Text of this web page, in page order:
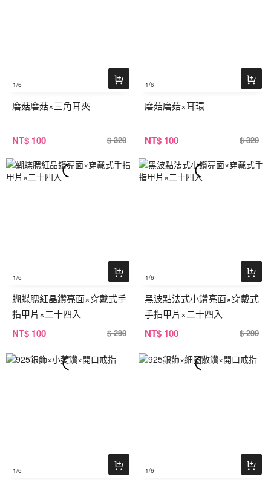
1/6
磨菇磨菇×三角耳夾
NT$ 100 $ 320
1/6
磨菇磨菇×耳環
NT$ 100 $ 320
1/6
蝴蝶腮紅晶鑽亮面×穿戴式手
指甲片×二十四入
NT$ 100 $ 290
1/6
黑波點法式小鑽亮面×穿戴式
手指甲片×二十四入
NT$ 100 $ 290
1/6 1/6